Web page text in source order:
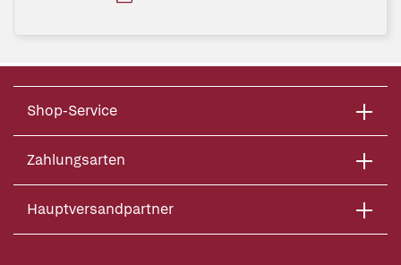
Shop-Service
Zahlungsarten
Hauptversandpartner